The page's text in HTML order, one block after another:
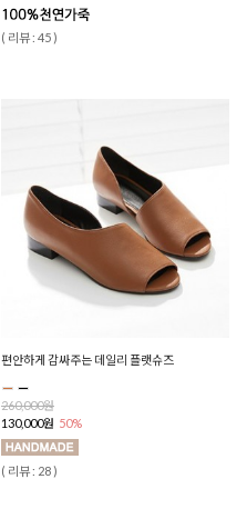
( 리뷰 : 45 )
편안하게 감싸주는 데일리 플랫슈즈
260,000원
130,000원 50%
( 리뷰 : 28 )